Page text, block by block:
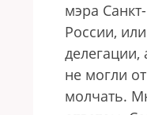
мэра
России,
не могли
молчать.